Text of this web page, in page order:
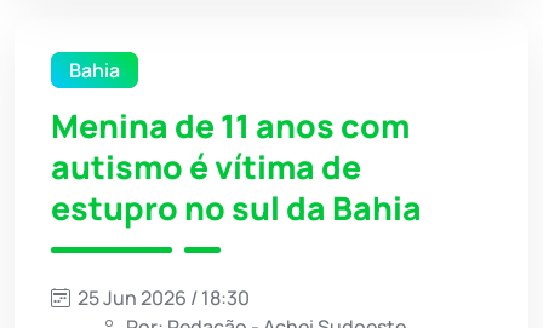
Bahia
Menina de 11 anos com
autismo é vítima de
estupro no sul da Bahia
25 Jun 2026 / 18:30